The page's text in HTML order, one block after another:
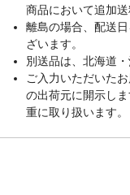
商品において追加
離島の場合、配送
ざいます。
別送品は、北海道
ご入力いただいた
の出荷元に開示し
重に取り扱います。